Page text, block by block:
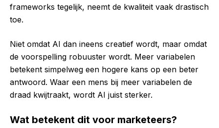
frameworks tegelijk, neemt de kwaliteit vaak drastisch
toe.
Niet omdat AI dan ineens creatief wordt, maar omdat
de voorspelling robuuster wordt. Meer variabelen
betekent simpelweg een hogere kans op een beter
antwoord. Waar een mens bij meer variabelen de
draad kwijtraakt, wordt AI juist sterker.
Wat betekent dit voor marketeers?